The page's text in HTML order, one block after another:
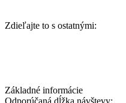
Zdieľajte to s ostatnými:
Základné informácie
Odporúčaná dĺžka návštevy: